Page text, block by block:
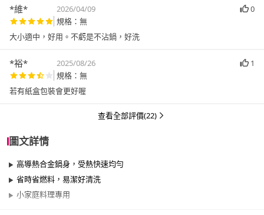
*維* 2026/04/09
0
規格：無
大小適中，好用。不虧是不沾鍋，好洗
*裕* 2025/08/26
1
規格：無
若有紙盒包裝會更好喔
查看全部評價(22)
圖文詳情
高導熱合金鍋身，受熱快速均勻
省時省燃料，易潔好清洗
小家庭料理專用